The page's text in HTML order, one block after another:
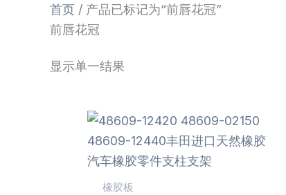
首页 / 产品已标记为“前唇花冠”
前唇花冠
显示单一结果
橡胶板